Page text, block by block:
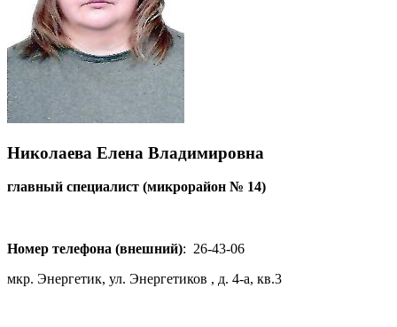
Николаева Елена Владимировна
главный специалист (микрорайон № 14)
Номер телефона (внешний): 26-43-06
мкр. Энергетик, ул. Энергетиков , д. 4-а, кв.3